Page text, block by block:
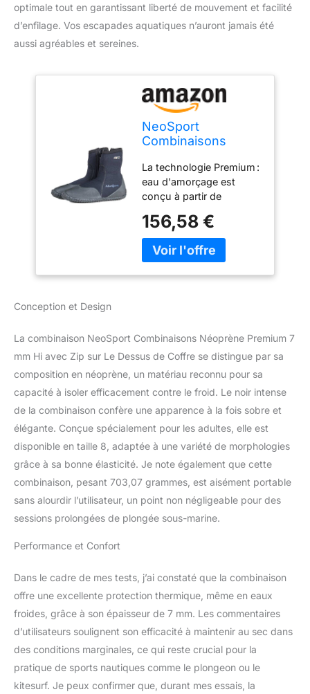
optimale tout en garantissant liberté de mouvement et facilité
d’enfilage. Vos escapades aquatiques n’auront jamais été
aussi agréables et sereines.
NeoSport
Combinaisons
7 mm Hi avec Zip
sur Le Dessus de
Coffre, Mixte, Noir
La technologie Premium :
eau d'amorçage est
conçu à partir de
durabilité et la fiabilité
nécessaires. Chaussure
multisport : Premium
kayak, et beaucoup
d'autres. Résistant à
l'eau : utilise une
résistante pour une
"barrière d'entrée d'eau
pour garder les pieds au
sec durant toutes les
activités et sports
nautiques. Excellentes
performances : offre
l'équilibre parfait de la
chaleur et flexibilité pour
l'eau. Chaussure de l'eau
résistant à l'abrasion
semelle chaussures de
l'eau avec un insert durci
pour une protection anti-
156,58 €
Conception et Design
La combinaison NeoSport Combinaisons Néoprène Premium 7
mm Hi avec Zip sur Le Dessus de Coffre se distingue par sa
composition en néoprène, un matériau reconnu pour sa
capacité à isoler efficacement contre le froid. Le noir intense
de la combinaison confère une apparence à la fois sobre et
élégante. Conçue spécialement pour les adultes, elle est
disponible en taille 8, adaptée à une variété de morphologies
grâce à sa bonne élasticité. Je note également que cette
combinaison, pesant 703,07 grammes, est aisément portable
sans alourdir l’utilisateur, un point non négligeable pour des
sessions prolongées de plongée sous-marine.
Performance et Confort
Dans le cadre de mes tests, j’ai constaté que la combinaison
offre une excellente protection thermique, même en eaux
froides, grâce à son épaisseur de 7 mm. Les commentaires
d’utilisateurs soulignent son efficacité à maintenir au sec dans
des conditions marginales, ce qui reste crucial pour la
pratique de sports nautiques comme le plongeon ou le
kitesurf. Je peux confirmer que, durant mes essais, la